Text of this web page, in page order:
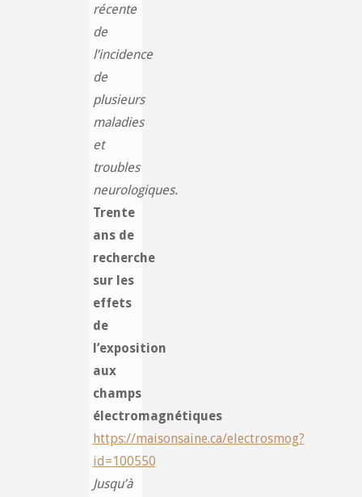
récente
de
l’incidence
de
plusieurs
maladies
et
troubles
neurologiques.
Trente
ans de
recherche
sur les
effets
de
l’exposition
aux
champs
électromagnétiques
https://maisonsaine.ca/electrosmog?
id=100550
Jusqu’à